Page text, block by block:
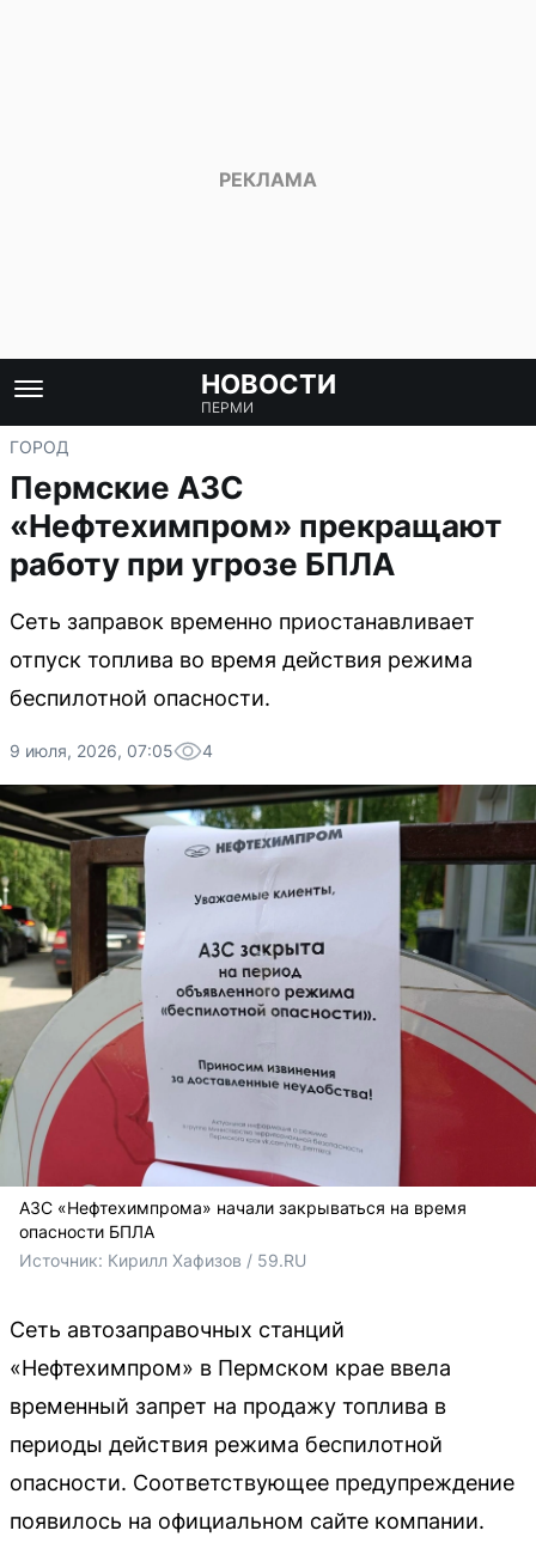
НОВОСТИ
ПЕРМИ
ГОРОД
Пермские АЗС
«Нефтехимпром» прекращают
работу при угрозе БПЛА
Сеть заправок временно приостанавливает
отпуск топлива во время действия режима
беспилотной опасности.
9 июля, 2026, 07:05 4
АЗС «Нефтехимпрома» начали закрываться на время
опасности БПЛА
Источник: Кирилл Хафизов / 59.RU
Сеть автозаправочных станций
«Нефтехимпром» в Пермском крае ввела
временный запрет на продажу топлива в
периоды действия режима беспилотной
опасности. Соответствующее предупреждение
появилось на официальном сайте компании.